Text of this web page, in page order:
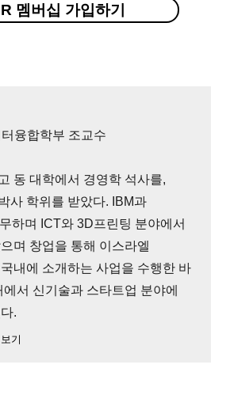
멤버십 가입하기
융합학부 조교수
동 대학에서 경영학 석사를,
사 학위를 받았다. IBM과
하며 ICT와 3D프린팅 분야에서
며 창업을 통해 이스라엘
내에 소개하는 사업을 수행한 바
서 신기술과 스타트업 분야에
.
기